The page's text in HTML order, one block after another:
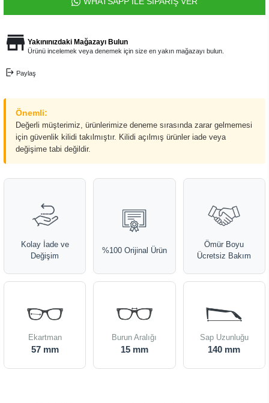
Yakınınızdaki Mağazayı Bulun
Ürünü incelemek veya denemek için size en yakın mağazayı bulun.
Paylaş
Önemli:
Değerli müşterimiz, ürünlerimize deneme sırasında zarar gelmemesi
için güvenlik kilidi takılmıştır. Kilidi açılmış ürünler iade veya
değişime tabi değildir.
Kolay İade ve
Değişim
%100 Orijinal Ürün
Ömür Boyu
Ücretsiz Bakım
Ekartman
57 mm
Burun Aralığı
15 mm
Sap Uzunluğu
140 mm